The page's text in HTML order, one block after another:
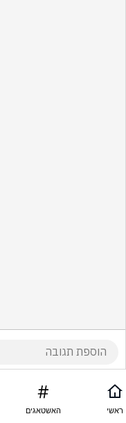
ראשי האשטאגים